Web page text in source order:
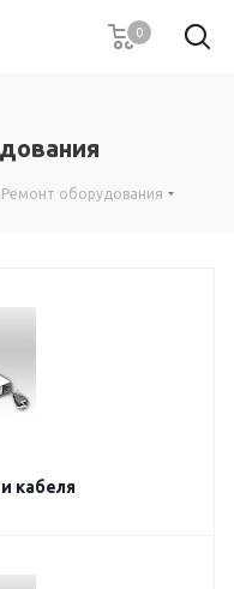
0
Ремонт оборудования
кабеля